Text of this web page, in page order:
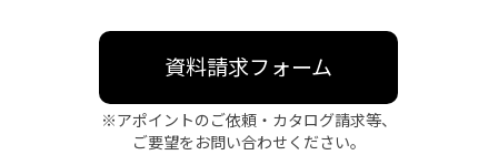
資料請求フォーム
※アポイントのご依頼・カタログ請求等、
ご要望をお問い合わせください。